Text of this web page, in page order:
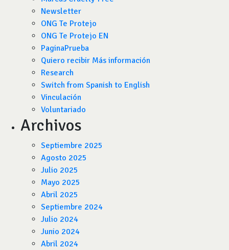
Newsletter
ONG Te Protejo
ONG Te Protejo EN
PaginaPrueba
Quiero recibir Más información
Research
Switch from Spanish to English
Vinculación
Voluntariado
Archivos
Septiembre 2025
Agosto 2025
Julio 2025
Mayo 2025
Abril 2025
Septiembre 2024
Julio 2024
Junio 2024
Abril 2024